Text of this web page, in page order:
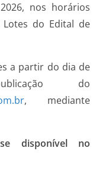
nos horários
do Edital de
a partir do dia de
do
, mediante
disponível no